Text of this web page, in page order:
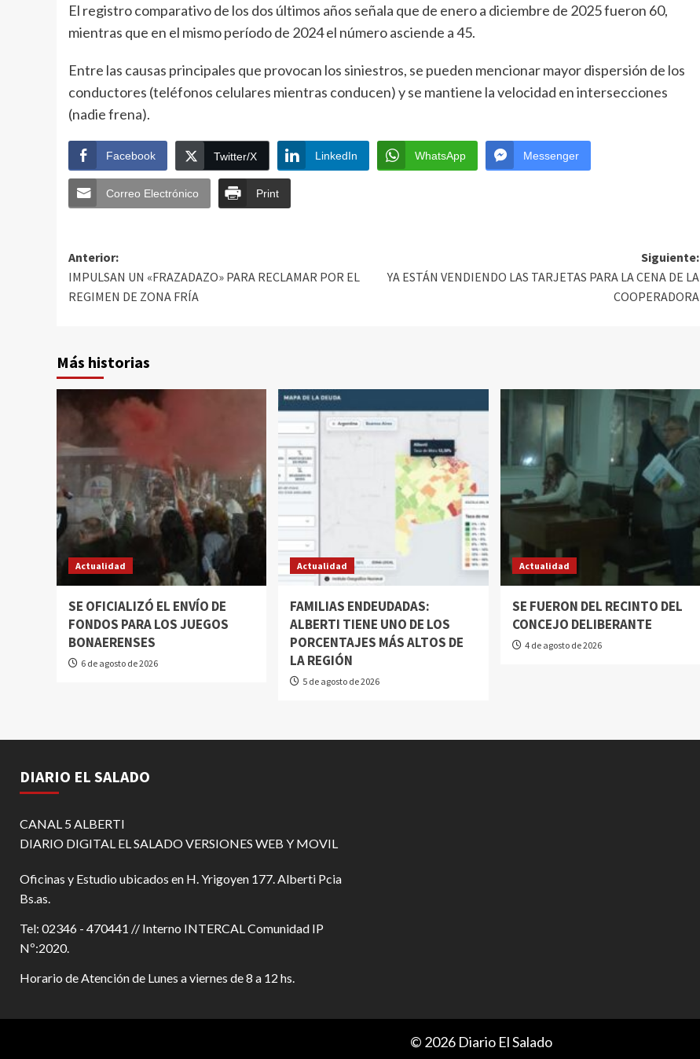
El registro comparativo de los dos últimos años señala que de enero a diciembre de 2025 fueron 60,
mientras que en el mismo período de 2024 el número asciende a 45.
Entre las causas principales que provocan los siniestros, se pueden mencionar mayor dispersión de los
conductores (teléfonos celulares mientras conducen) y se mantiene la velocidad en intersecciones
(nadie frena).
Facebook Twitter/X LinkedIn WhatsApp Messenger
Correo Electrónico Print
Anterior:
IMPULSAN UN «FRAZADAZO» PARA RECLAMAR POR EL
REGIMEN DE ZONA FRÍA
Siguiente:
YA ESTÁN VENDIENDO LAS TARJETAS PARA LA CENA DE LA
COOPERADORA
Más historias
Actualidad
SE OFICIALIZÓ EL ENVÍO DE
FONDOS PARA LOS JUEGOS
BONAERENSES
6 de agosto de 2026
Actualidad
FAMILIAS ENDEUDADAS:
ALBERTI TIENE UNO DE LOS
PORCENTAJES MÁS ALTOS DE
LA REGIÓN
5 de agosto de 2026
Actualidad
SE FUERON DEL RECINTO DEL
CONCEJO DELIBERANTE
4 de agosto de 2026
DIARIO EL SALADO
CANAL 5 ALBERTI
DIARIO DIGITAL EL SALADO VERSIONES WEB Y MOVIL
Oficinas y Estudio ubicados en H. Yrigoyen 177. Alberti Pcia
Bs.as.
Tel: 02346 - 470441 // Interno INTERCAL Comunidad IP
Nº:2020.
Horario de Atención de Lunes a viernes de 8 a 12 hs.
© 2026 Diario El Salado